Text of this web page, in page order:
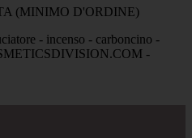
(MINIMO D'ORDINE)